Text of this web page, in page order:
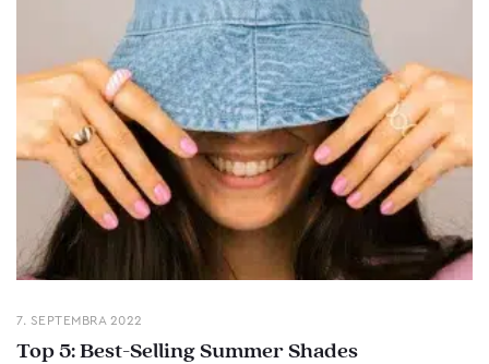
7. SEPTEMBRA 2022
Top 5: Best-Selling Summer Shades